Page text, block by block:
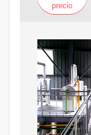
precio